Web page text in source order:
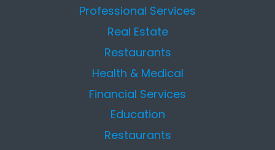
Professional Services
Real Estate
Restaurants
Health & Medical
Financial Services
Education
Restaurants